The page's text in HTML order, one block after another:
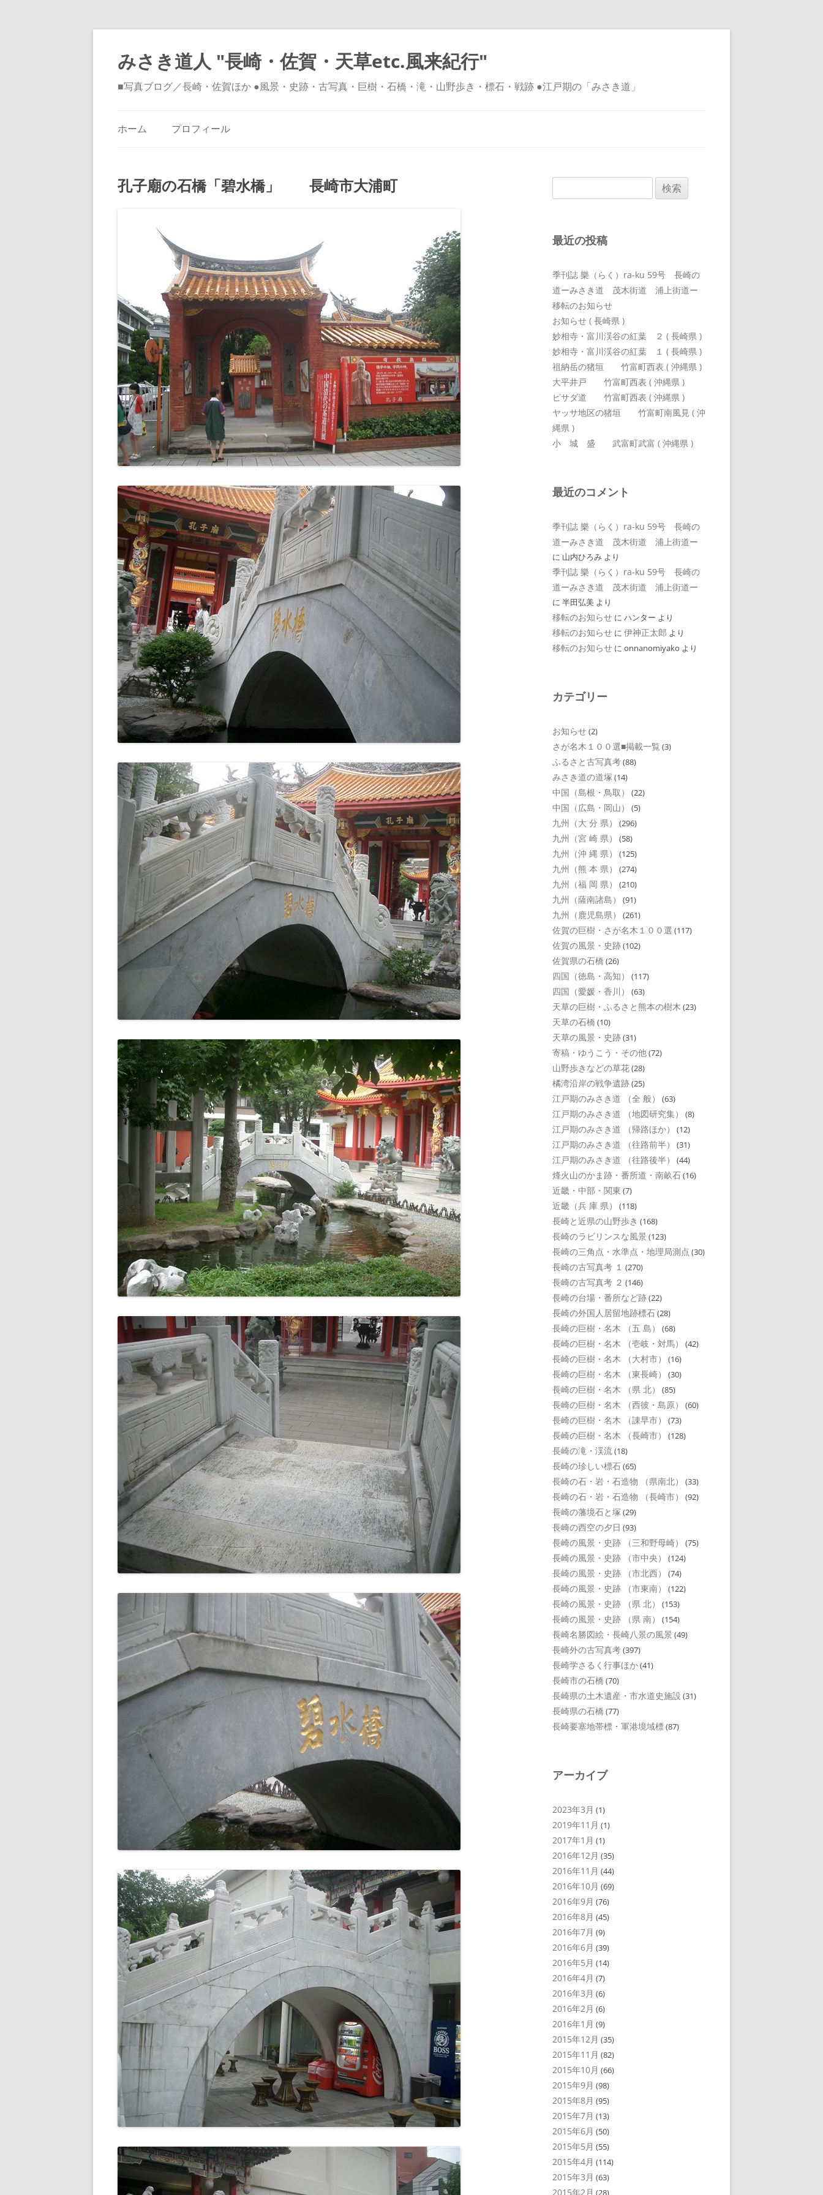
みさき道人 "長崎・佐賀・天草etc.風来紀行"
■写真ブログ／長崎・佐賀ほか ●風景・史跡・古写真・巨樹・石橋・滝・山野歩き・標石・戦跡 ●江戸期の「みさき道」
ホーム プロフィール
孔子廟の石橋「碧水橋」 長崎市大浦町
索:
最近の投稿
季刊誌 樂（らく）ra-ku 59号 長崎の
道ーみさき道 茂木街道 浦上街道ー
移転のお知らせ
お知らせ ( 長崎県 )
妙相寺・富川渓谷の紅葉 ２ ( 長崎県 )
妙相寺・富川渓谷の紅葉 １ ( 長崎県 )
祖納岳の猪垣 竹富町西表 ( 沖縄県 )
大平井戸 竹富町西表 ( 沖縄県 )
ピサダ道 竹富町西表 ( 沖縄県 )
ヤッサ地区の猪垣 竹富町南風見 ( 沖
縄県 )
小 城 盛 武富町武富 ( 沖縄県 )
最近のコメント
季刊誌 樂（らく）ra-ku 59号 長崎の
道ーみさき道 茂木街道 浦上街道ー
に 山内ひろみ より
季刊誌 樂（らく）ra-ku 59号 長崎の
道ーみさき道 茂木街道 浦上街道ー
に 半田弘美 より
移転のお知らせ に ハンター より
移転のお知らせ に 伊神正太郎 より
移転のお知らせ に onnanomiyako より
カテゴリー
お知らせ(2)
さが名木１００選■掲載一覧 (3)
ふるさと古写真考(88)
みさき道の道塚 (14)
中国（島根・鳥取） (22)
中国（広島・岡山） (5)
九州（大 分 県） (296)
九州（宮 崎 県） (58)
九州（沖 縄 県） (125)
九州（熊 本 県） (274)
九州（福 岡 県） (210)
九州（薩南諸島） (91)
九州（鹿児島県） (261)
佐賀の巨樹・さが名木１００選 (117)
佐賀の風景・史跡(102)
佐賀県の石橋 (26)
四国（徳島・高知） (117)
四国（愛媛・香川） (63)
天草の巨樹・ふるさと熊本の樹木 (23)
天草の石橋 (10)
天草の風景・史跡(31)
寄稿・ゆうこう・その他(72)
山野歩きなどの草花(28)
橘湾沿岸の戦争遺跡(25)
江戸期のみさき道 （全 般） (63)
江戸期のみさき道 （地図研究集） (8)
江戸期のみさき道 （帰路ほか） (12)
江戸期のみさき道 （往路前半） (31)
江戸期のみさき道 （往路後半） (44)
烽火山のかま跡・番所道・南畝石(16)
近畿・中部・関東 (7)
近畿（兵 庫 県） (118)
長崎と近県の山野歩き (168)
長崎のラビリンスな風景 (123)
長崎の三角点・水準点・地理局測点 (30)
長崎の古写真考 １ (270)
長崎の古写真考 ２ (146)
長崎の台場・番所など跡(22)
長崎の外国人居留地跡標石(28)
長崎の巨樹・名木 （五 島） (68)
長崎の巨樹・名木 （壱岐・対馬） (42)
長崎の巨樹・名木 （大村市） (16)
長崎の巨樹・名木 （東長崎） (30)
長崎の巨樹・名木 （県 北） (85)
長崎の巨樹・名木 （西彼・島原） (60)
長崎の巨樹・名木 （諌早市） (73)
長崎の巨樹・名木 （長崎市） (128)
長崎の滝・渓流(18)
長崎の珍しい標石(65)
長崎の石・岩・石造物 （県南北） (33)
長崎の石・岩・石造物 （長崎市） (92)
長崎の藩境石と塚 (29)
長崎の西空の夕日 (93)
長崎の風景・史跡 （三和野母崎） (75)
長崎の風景・史跡 （市中央） (124)
長崎の風景・史跡 （市北西） (74)
長崎の風景・史跡 （市東南） (122)
長崎の風景・史跡 （県 北） (153)
長崎の風景・史跡 （県 南） (154)
長崎名勝図絵・長崎八景の風景 (49)
長崎外の古写真考(397)
長崎学さるく行事ほか(41)
長崎市の石橋 (70)
長崎県の土木遺産・市水道史施設 (31)
長崎県の石橋 (77)
長崎要塞地帯標・軍港境域標(87)
アーカイブ
2023年3月 (1)
2019年11月 (1)
2017年1月 (1)
2016年12月 (35)
2016年11月 (44)
2016年10月 (69)
2016年9月 (76)
2016年8月 (45)
2016年7月 (9)
2016年6月 (39)
2016年5月 (14)
2016年4月 (7)
2016年3月 (6)
2016年2月 (6)
2016年1月 (9)
2015年12月 (35)
2015年11月 (82)
2015年10月 (66)
2015年9月 (98)
2015年8月 (95)
2015年7月 (13)
2015年6月 (50)
2015年5月 (55)
2015年4月 (114)
2015年3月 (63)
2015年2月 (28)